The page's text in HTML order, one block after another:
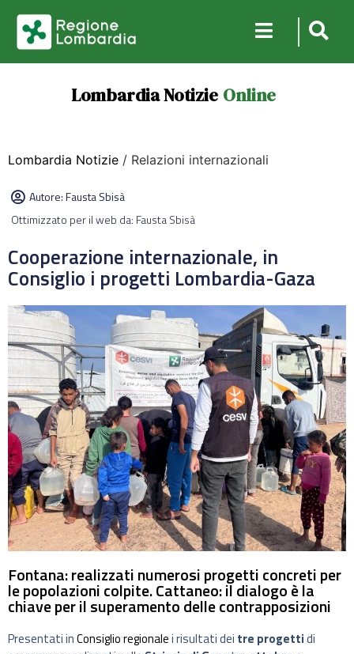
Lombardia Notizie Online
Lombardia Notizie / Relazioni internazionali
Autore:Fausta Sbisà
Ottimizzato per il web da: Fausta Sbisà
Cooperazione internazionale, in
Consiglio i progetti Lombardia-Gaza
Fontana: realizzati numerosi progetti concreti per
le popolazioni colpite. Cattaneo: il dialogo è la
chiave per il superamento delle contrapposizioni
Presentati inConsiglio regionalei risultati dei tre progettidi